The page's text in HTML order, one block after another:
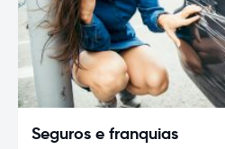
Seguros e franquias